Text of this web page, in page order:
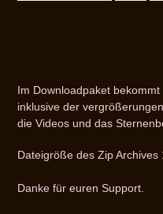
Im Downloadpaket
inklusive der
die Videos und das
Dateigröße des Zip Archives
Danke für euren Support.